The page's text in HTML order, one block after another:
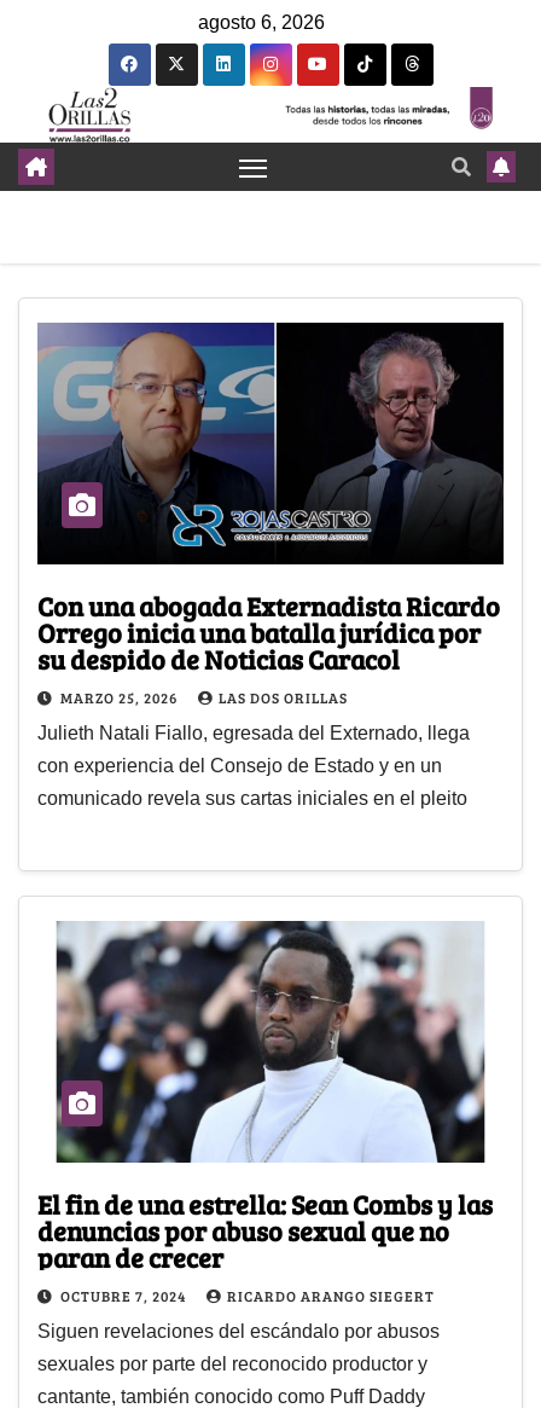
agosto 6, 2026
Con una abogada Externadista Ricardo
Orrego inicia una batalla jurídica por
su despido de Noticias Caracol
MARZO 25, 2026 LAS DOS ORILLAS
Julieth Natali Fiallo, egresada del Externado, llega
con experiencia del Consejo de Estado y en un
comunicado revela sus cartas iniciales en el pleito
El fin de una estrella: Sean Combs y las
denuncias por abuso sexual que no
paran de crecer
OCTUBRE 7, 2024 RICARDO ARANGO SIEGERT
Siguen revelaciones del escándalo por abusos
sexuales por parte del reconocido productor y
cantante, también conocido como Puff Daddy